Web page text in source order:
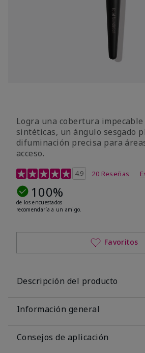
Logra una cobertura impecable
sintéticas, un ángulo sesgado
difuminación precisa para
acceso.
Calificación de clientes de 4,8 de 5
4.9 20 Reseñas
100%
de los encuestados
recomendaría a un amigo.
Favoritos
Descripción del producto
Información general
Consejos de aplicación